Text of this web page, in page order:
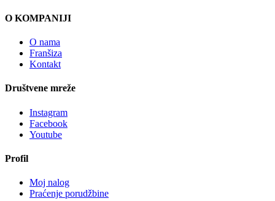
O KOMPANIJI
O nama
Franšiza
Kontakt
Društvene mreže
Instagram
Facebook
Youtube
Profil
Moj nalog
Praćenje porudžbine